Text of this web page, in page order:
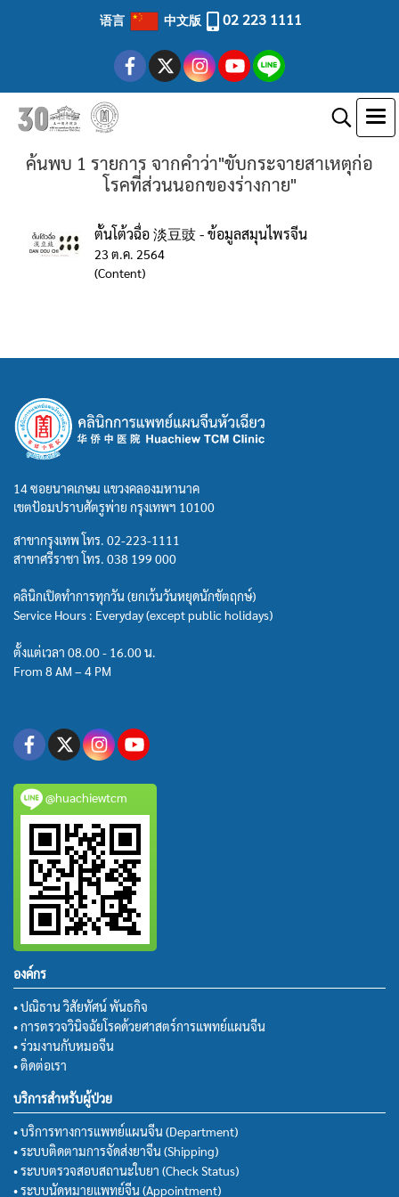
语言 中文版 02 223 1111
ค้นพบ 1 รายการ จากคำว่า"ขับกระจายสาเหตุก่อ
โรคที่ส่วนนอกของร่างกาย"
ตั้นโต้วฉื่อ 淡豆豉 - ข้อมูลสมุนไพรจีน
23 ต.ค. 2564
(Content)
14 ซอยนาคเกษม แขวงคลองมหานาค
เขตป้อมปราบศัตรูพ่าย กรุงเทพฯ 10100
สาขากรุงเทพ โทร. 02-223-1111
สาขาศรีราชา โทร. 038 199 000
คลินิกเปิดทำการทุกวัน (ยกเว้นวันหยุดนักขัตฤกษ์)
Service Hours : Everyday (except public holidays)
ตั้งแต่เวลา 08.00 - 16.00 น.
From 8 AM – 4 PM
@huachiewtcm
องค์กร
• ปณิธาน วิสัยทัศน์ พันธกิจ
• การตรวจวินิจฉัยโรคด้วยศาสตร์การแพทย์แผนจีน
• ร่วมงานกับหมอจีน
• ติดต่อเรา
บริการสำหรับผู้ป่วย
• บริการทางการแพทย์แผนจีน (Department)
• ระบบติดตามการจัดส่งยาจีน (Shipping)
• ระบบตรวจสอบสถานะใบยา (Check Status)
• ระบบนัดหมายแพทย์จีน (Appointment)